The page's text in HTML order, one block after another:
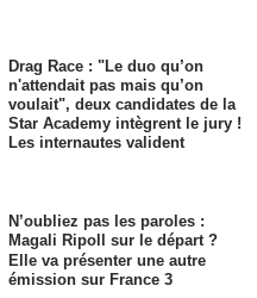
Drag Race : "Le duo qu’on
n'attendait pas mais qu’on
voulait", deux candidates de la
Star Academy intègrent le jury !
Les internautes valident
N’oubliez pas les paroles :
Magali Ripoll sur le départ ?
Elle va présenter une autre
émission sur France 3